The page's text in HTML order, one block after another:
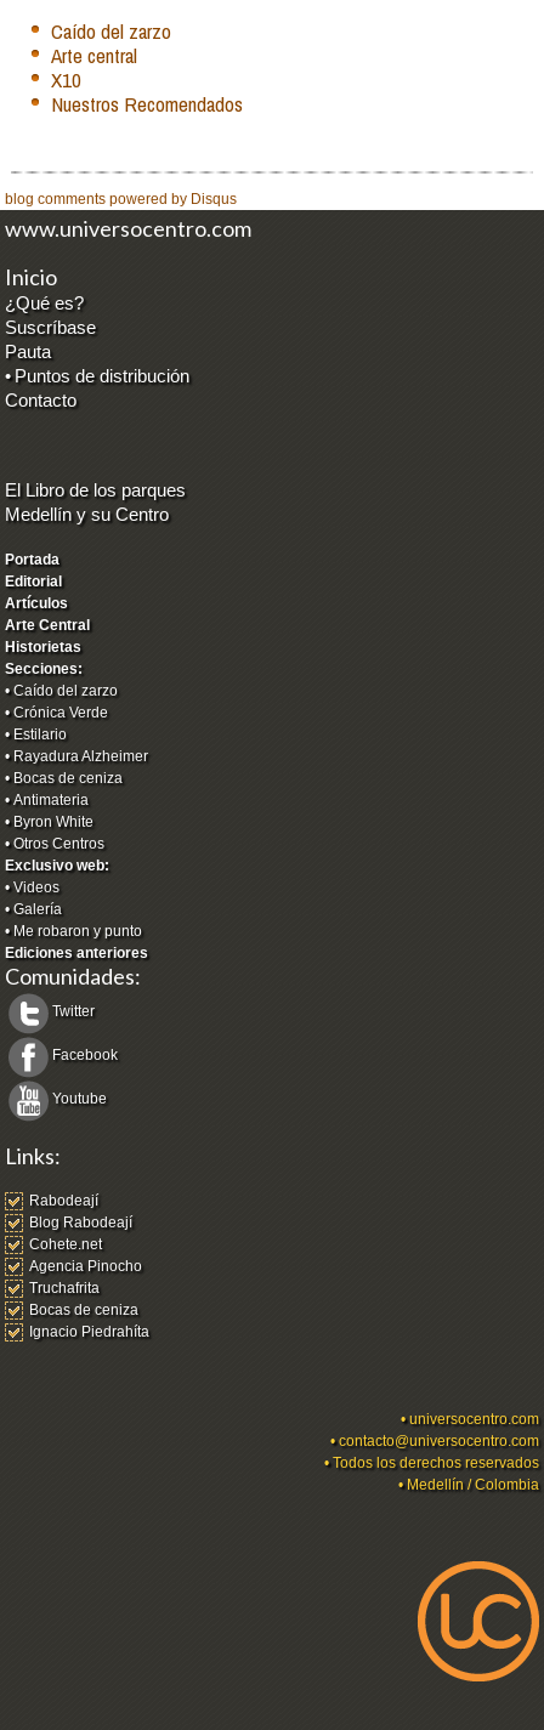
Caído del zarzo
Arte central
X10
Nuestros Recomendados
blog comments powered by Disqus
www.universocentro.com
Inicio
¿Qué es?
Suscríbase
Pauta
• Puntos de distribución
Contacto
El Libro de los parques
Medellín y su Centro
Portada
Editorial
Artículos
Arte Central
Historietas
Secciones:
•Caído del zarzo
•Crónica Verde
• Estilario
• Rayadura Alzheimer
• Bocas de ceniza
•Antimateria
• Byron White
•Otros Centros
Exclusivo web:
•Videos
•Galería
• Me robaron y punto
Ediciones anteriores
Comunidades:
Twitter
Facebook
Youtube
Links:
Rabodeají
Blog Rabodeají
Cohete.net
Agencia Pinocho
Truchafrita
Bocas de ceniza
Ignacio Piedrahíta
•universocentro.com
•contacto@universocentro.com
• Todos los derechos reservados
• Medellín / Colombia